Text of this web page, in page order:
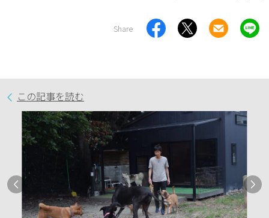
Share
この記事を読む